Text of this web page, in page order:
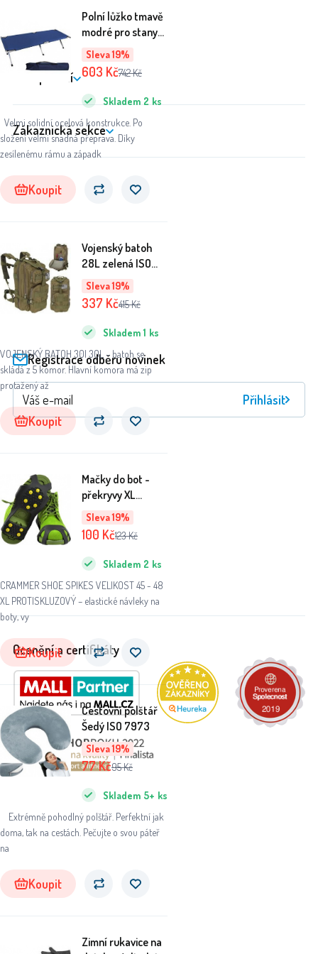
Sleva 19%
Polní lůžko tmavě
modré pro stany
Malatec 555
Velmi solidní ocelová konstrukce. Po
složení velmi snadná přeprava. Díky
zesílenému rámu a západk
Skladem 2 ks
603 Kč742Kč
Koupit
Sleva 19%
Vojenský batoh
28L zelená ISO
8916
VOJENSKÝ BATOH 30l 30L - batoh se
skládá z 5 komor. Hlavní komora má zip
protažený až
Skladem 1 ks
337 Kč415Kč
Koupit
Sleva 19%
Mačky do bot -
překryvy XL
Trizand 19906
CRAMMER SHOE SPIKES VELIKOST 45 - 48
XL PROTISKLUZOVÝ – elastické návleky na
boty, vy
Skladem 2 ks
100 Kč123Kč
Koupit
Sleva 19%
Cestovní polštář
Šedý ISO 7973
doma, tak na cestách. Pečujte o svou páteř
na
Skladem 5+ ks
77Kč95Kč
Koupit
Zimní rukavice na
Nakupování
Zákaznická sekce
Registrace odběru novinek
Přihlásit
Ocenění a certifikáty